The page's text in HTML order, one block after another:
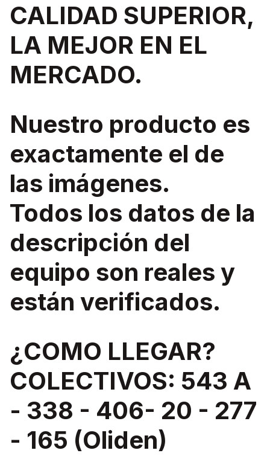
CALIDAD SUPERIOR,
LA MEJOR EN EL
MERCADO.
Nuestro producto es
exactamente el de
las imágenes.
Todos los datos de la
descripción del
equipo son reales y
están verificados.
¿COMO LLEGAR?
COLECTIVOS: 543 A
- 338 - 406- 20 - 277
- 165 (Oliden)